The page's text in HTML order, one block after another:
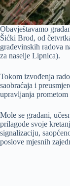
Obavještavamo
Šićki Brod, od
građevinskih radova
za naselje Lipnica).
Tokom izvođenja
saobraćaja i
upravljanja
Mole se građani,
prilagode svoje
signalizaciju,
poslove mjesnih